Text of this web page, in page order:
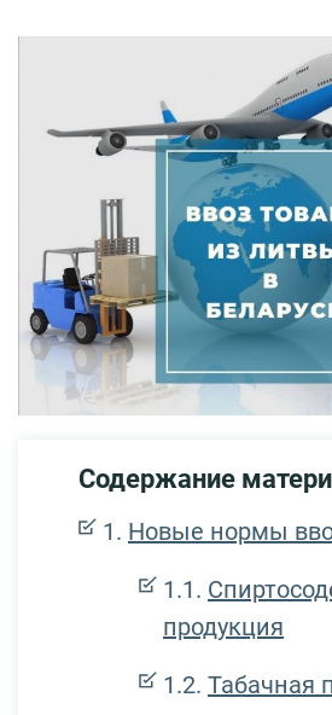
Содержание
Новые нормы
продукция
Табачная